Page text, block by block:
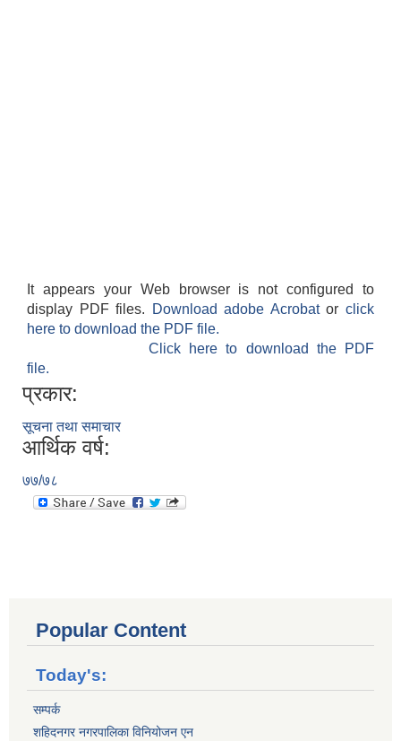
It appears your Web browser is not configured to
display PDF files.
Download adobe Acrobatorclick
here to download the PDF file.
Click here to download the PDF
file.
प्रकार:
सूचना तथा समाचार
आर्थिक वर्ष:
७७/७८
Popular Content
Today's:
सम्पर्क
शहिदनगर नगरपालिका विनियोजन एन